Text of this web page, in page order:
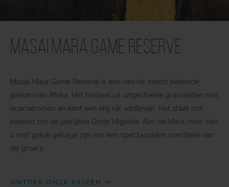
Masai Mara Game Reserve
Masai Mara Game Reserve is een van de meest bekende
parken van Afrika. Het bestaat uit uitgestrekte grasvlaktes met
acaciabomen en kent een erg rijk wildleven. Het staat ook
bekend om de jaarlijkse Grote Migratie. Aan de Mara rivier, kan
u met geluk getuige zijn van een spectaculaire oversteek van
de gnoe’s.
ONTDEK ONZE REIZEN